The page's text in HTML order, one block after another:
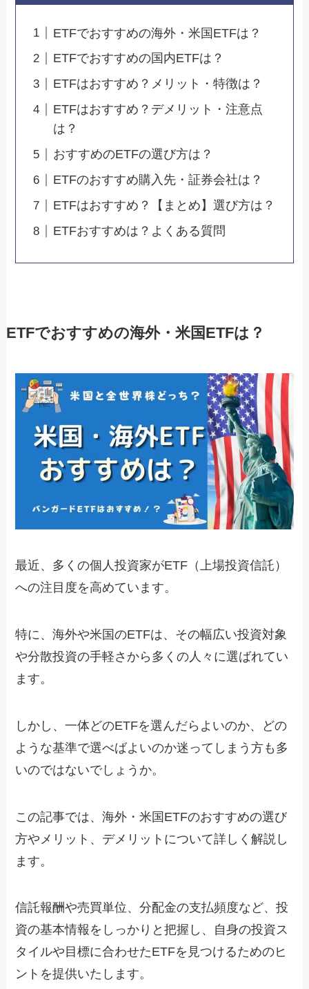
ETFでおすすめの海外・米国ETFは？
ETFでおすすめの国内ETFは？
ETFはおすすめ？メリット・特徴は？
ETFはおすすめ？デメリット・注意点
は？
おすすめのETFの選び方は？
ETFのおすすめ購入先・証券会社は？
ETFはおすすめ？【まとめ】選び方は？
ETFおすすめは？よくある質問
ETFでおすすめの海外・米国ETFは？
最近、多くの個人投資家がETF（上場投資信託）
への注目度を高めています。
特に、海外や米国のETFは、その幅広い投資対象
や分散投資の手軽さから多くの人々に選ばれてい
ます。
しかし、一体どのETFを選んだらよいのか、どの
ような基準で選べばよいのか迷ってしまう方も多
いのではないでしょうか。
この記事では、海外・米国ETFのおすすめの選び
方やメリット、デメリットについて詳しく解説し
ます。
信託報酬や売買単位、分配金の支払頻度など、投
資の基本情報をしっかりと把握し、自身の投資ス
タイルや目標に合わせたETFを見つけるためのヒ
ントを提供いたします。